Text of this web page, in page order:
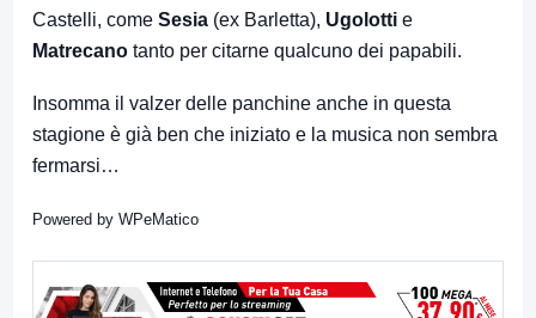
Castelli, come Sesia (ex Barletta), Ugolotti e
Matrecano tanto per citarne qualcuno dei papabili.
Insomma il valzer delle panchine anche in questa
stagione è già ben che iniziato e la musica non sembra
fermarsi…
Powered by WPeMatico